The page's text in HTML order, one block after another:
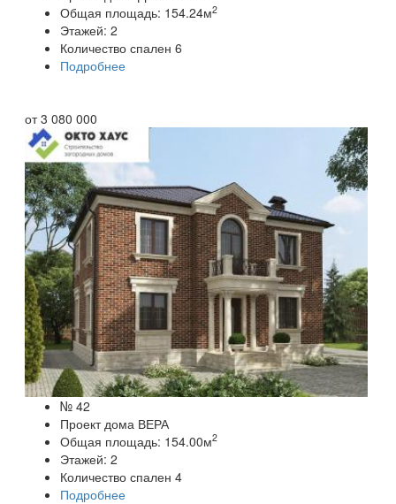
Общая площадь: 154.24м2
Этажей: 2
Количество спален 6
Подробнее
от3 080 000
№ 42
Проект дома ВЕРА
Общая площадь: 154.00м2
Этажей: 2
Количество спален 4
Подробнее